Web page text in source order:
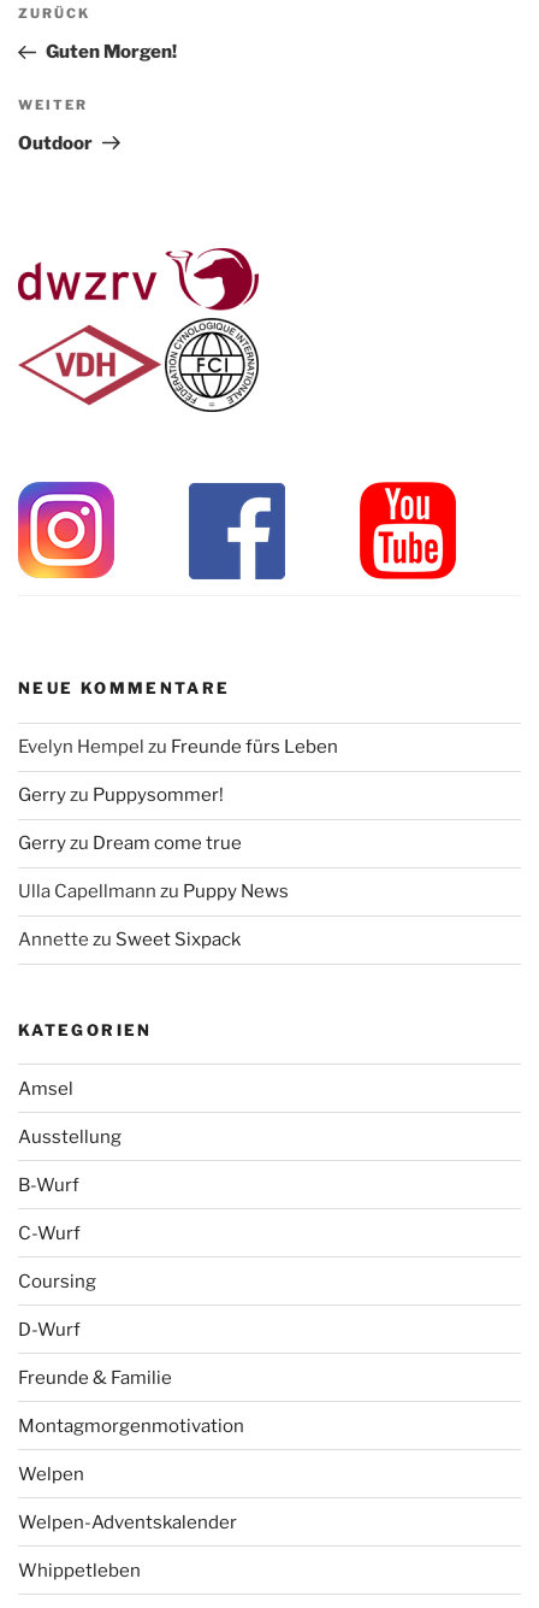
Vorheriger
Beitrag
ZURÜCK
Guten Morgen!
Nächster
Beitrag
WEITER
Outdoor
NEUE KOMMENTARE
Evelyn Hempel zu Freunde fürs Leben
Gerryzu Puppysommer!
Gerryzu Dream come true
Ulla Capellmann zu Puppy News
Annette zu Sweet Sixpack
KATEGORIEN
Amsel
Ausstellung
B-Wurf
C-Wurf
Coursing
D-Wurf
Freunde & Familie
Montagmorgenmotivation
Welpen
Welpen-Adventskalender
Whippetleben